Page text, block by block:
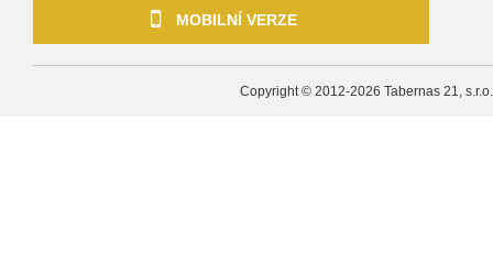
MOBILNÍ VERZE
Copyright © 2012-2026 Tabernas 21, s.r.o.